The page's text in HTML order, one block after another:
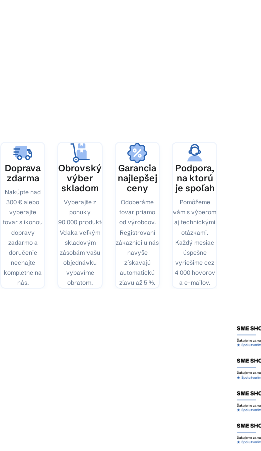
Doprava
zdarma
Nakúpte nad
300 € alebo
vyberajte
tovar s ikonou
dopravy
zadarmo a
doručenie
nechajte
kompletne na
nás.
Obrovský
výber
skladom
Vyberajte z
ponuky
90 000 produktov.
Vďaka veľkým
skladovým
zásobám vašu
objednávku
vybavíme
obratom.
Garancia
najlepšej
ceny
Odoberáme
tovar priamo
od výrobcov.
Registrovaní
zákazníci u nás
navyše
získavajú
automatickú
zľavu až 5 %.
Podpora,
na ktorú
je spoľah
Pomôžeme
vám s výberom
aj technickými
otázkami.
Každý mesiac
úspešne
vyriešime cez
4 000 hovorov
a e-mailov.